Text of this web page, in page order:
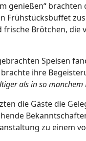
genießen“ brachten
Frühstücksbuffet
frische Brötchen,
Speisen
ihre
als in so manchem
die Gäste die
zu einem